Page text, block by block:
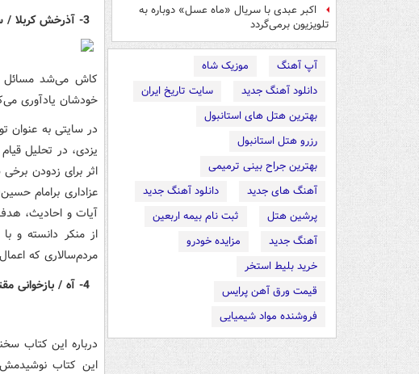
اکبر عبدی با سریال «ماه عسل» دوباره به
تلویزیون برمی‌گردد
آپ آهنگ
موزیک شاه
دانلود آهنگ جدید
سایت تاریخ ایران
بهترین هتل های استانبول
رزرو هتل استانبول
بهترین جراح بینی ترمیمی
آهنگ های جدید
دانلود آهنگ جدید
پرشین هتل
ثبت نام بیمه اربعین
آهنگ جدید
مزایده خودرو
خرید بلیط استخر
قیمت ورق آهن پرایس
فروشنده مواد شیمیایی
کاش می‌شد مسائل
خودشان یادآوری
در سایتی به عنوان
یزدی، در تحلیل
اثر برای زدودن
عزاداری برامام
آیات و احادیث،
از منکر دانسته و
مردم‌سالاری که
درباره این کتاب
این کتاب